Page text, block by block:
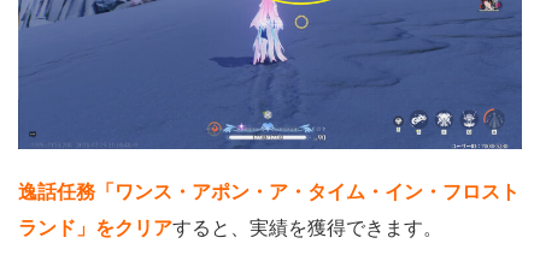
逸話任務「ワンス・アポン・ア・タイム・イン・フロスト
ランド」をクリアすると、実績を獲得できます。